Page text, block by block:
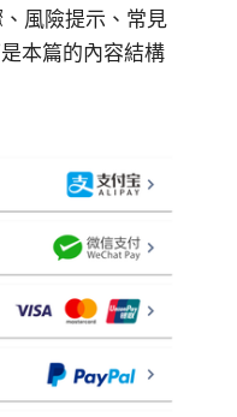
風險提示、常見
本篇的內容結構